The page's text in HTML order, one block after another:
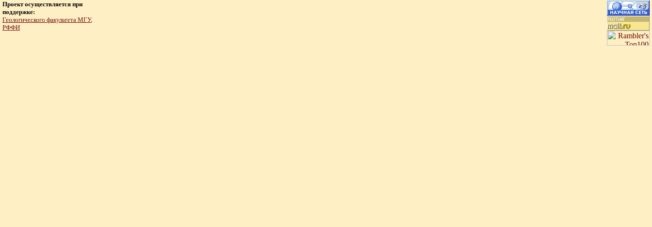
Проект осуществляется при
поддержке:
Геологического факультета МГУ,
РФФИ